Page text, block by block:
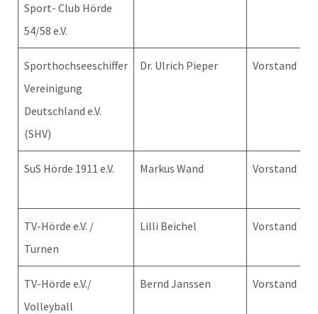
Sport- Club Hörde
54/58 e.V.
Sporthochseeschiffer
Vereinigung
Deutschland e.V.
(SHV)
Dr. Ulrich Pieper Vorstand
SuS Hörde 1911 e.V. Markus Wand Vorstand
TV-Hörde e.V. /
Turnen
Lilli Beichel Vorstand
TV-Hörde e.V./
Volleyball
Bernd Janssen Vorstand